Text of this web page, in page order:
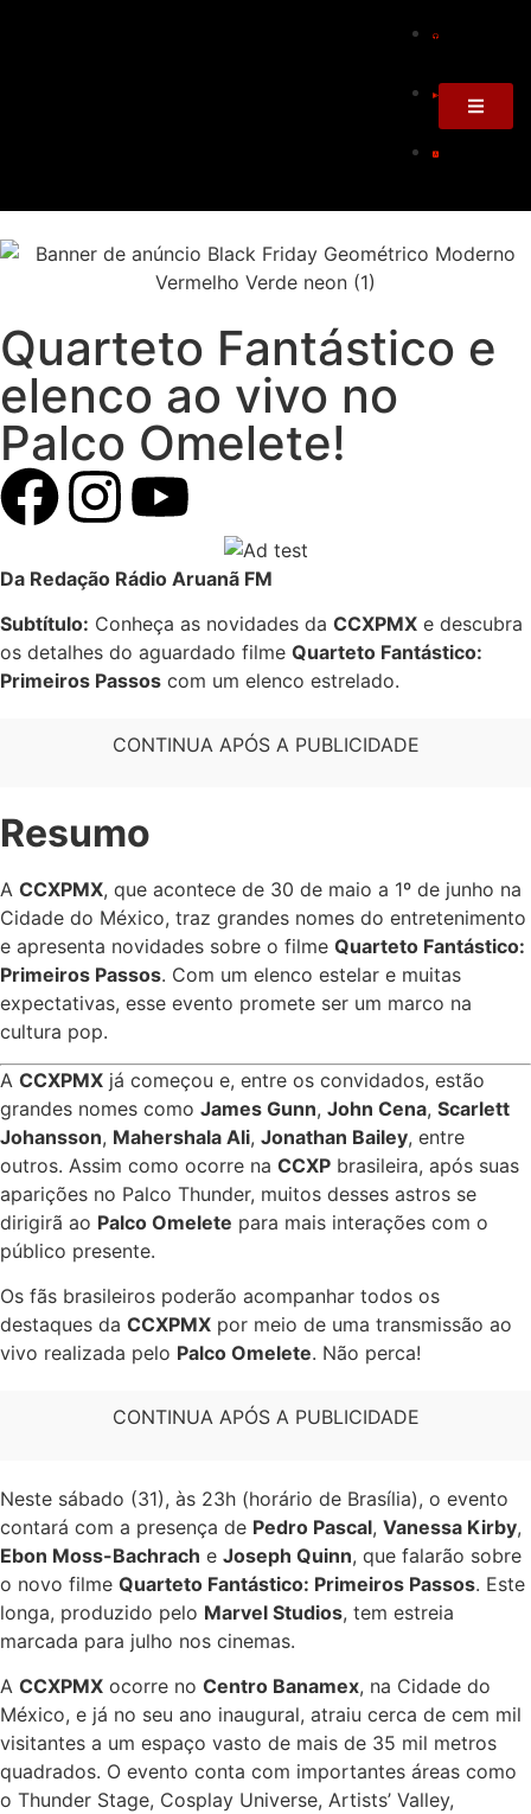
Quarteto Fantástico e
elenco ao vivo no
Palco Omelete!
Da Redação Rádio Aruanã FM
Subtítulo: Conheça as novidades da CCXPMX e descubra
os detalhes do aguardado filme Quarteto Fantástico:
Primeiros Passos com um elenco estrelado.
CONTINUA APÓS A PUBLICIDADE
Resumo
A CCXPMX, que acontece de 30 de maio a 1º de junho na
Cidade do México, traz grandes nomes do entretenimento
e apresenta novidades sobre o filme Quarteto Fantástico:
Primeiros Passos. Com um elenco estelar e muitas
expectativas, esse evento promete ser um marco na
cultura pop.
A CCXPMX já começou e, entre os convidados, estão
grandes nomes como James Gunn, John Cena, Scarlett
Johansson, Mahershala Ali, Jonathan Bailey, entre
outros. Assim como ocorre na CCXP brasileira, após suas
aparições no Palco Thunder, muitos desses astros se
dirigirã ao Palco Omelete para mais interações com o
público presente.
Os fãs brasileiros poderão acompanhar todos os
destaques da CCXPMX por meio de uma transmissão ao
vivo realizada pelo Palco Omelete. Não perca!
CONTINUA APÓS A PUBLICIDADE
Neste sábado (31), às 23h (horário de Brasília), o evento
contará com a presença de Pedro Pascal, Vanessa Kirby,
Ebon Moss-Bachrach e Joseph Quinn, que falarão sobre
o novo filme Quarteto Fantástico: Primeiros Passos. Este
longa, produzido pelo Marvel Studios, tem estreia
marcada para julho nos cinemas.
A CCXPMX ocorre no Centro Banamex, na Cidade do
México, e já no seu ano inaugural, atraiu cerca de cem mil
visitantes a um espaço vasto de mais de 35 mil metros
quadrados. O evento conta com importantes áreas como
o Thunder Stage, Cosplay Universe, Artists’ Valley,